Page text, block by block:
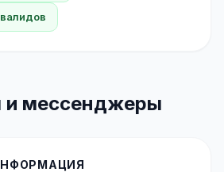
и мессенджеры